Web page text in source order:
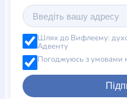
30. Поездка в Лондон
31. Счастливая встреча
32. Влюблённые
33. Семь лет спустя
34. Победа Андре
35. Дом Леони
36. Открытие
Шлях до Вифлеєму:
Адвенту
Погоджуюсь з умовами